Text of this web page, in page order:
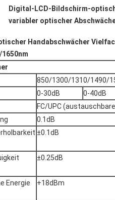
Digital-LCD-Bildschirm-
variabler optischer
Handabschwächer
850/1300/1310/1490/
0-30dB 0-40dB
FC/UPC
0.1dB
±0.1dB
±0.25dB
Energie
+18dBm